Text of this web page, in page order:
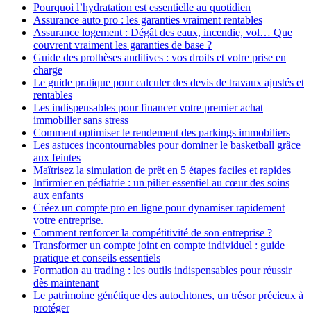
Pourquoi l’hydratation est essentielle au quotidien
Assurance auto pro : les garanties vraiment rentables
Assurance logement : Dégât des eaux, incendie, vol… Que
couvrent vraiment les garanties de base ?
Guide des prothèses auditives : vos droits et votre prise en
charge
Le guide pratique pour calculer des devis de travaux ajustés et
rentables
Les indispensables pour financer votre premier achat
immobilier sans stress
Comment optimiser le rendement des parkings immobiliers
Les astuces incontournables pour dominer le basketball grâce
aux feintes
Maîtrisez la simulation de prêt en 5 étapes faciles et rapides
Infirmier en pédiatrie : un pilier essentiel au cœur des soins
aux enfants
Créez un compte pro en ligne pour dynamiser rapidement
votre entreprise.
Comment renforcer la compétitivité de son entreprise ?
Transformer un compte joint en compte individuel : guide
pratique et conseils essentiels
Formation au trading : les outils indispensables pour réussir
dès maintenant
Le patrimoine génétique des autochtones, un trésor précieux à
protéger